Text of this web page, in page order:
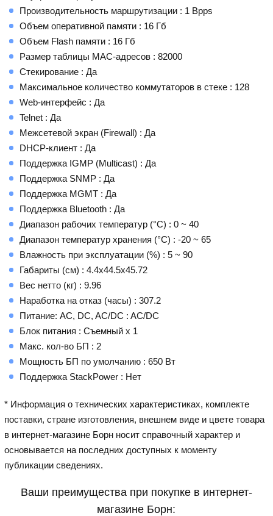
Производительность маршрутизации : 1 Bpps
Объем оперативной памяти : 16 Гб
Объем Flash памяти : 16 Гб
Размер таблицы MAC-адресов : 82000
Стекирование : Да
Максимальное количество коммутаторов в стеке : 128
Web-интерфейс : Да
Telnet : Да
Межсетевой экран (Firewall) : Да
DHCP-клиент : Да
Поддержка IGMP (Multicast) : Да
Поддержка SNMP : Да
Поддержка MGMT : Да
Поддержка Bluetooth : Да
Диапазон рабочих температур (°C) : 0 ~ 40
Диапазон температур хранения (°C) : -20 ~ 65
Влажность при эксплуатации (%) : 5 ~ 90
Габариты (см) : 4.4x44.5x45.72
Вес нетто (кг) : 9.96
Наработка на отказ (часы) : 307.2
Питание: AC, DC, AC/DC : AC/DC
Блок питания : Съемный x 1
Макс. кол-во БП : 2
Мощность БП по умолчанию : 650 Вт
Поддержка StackPower : Нет
* Информация о технических характеристиках, комплекте
поставки, стране изготовления, внешнем виде и цвете товара
в интернет-магазине Борн носит справочный характер и
основывается на последних доступных к моменту
публикации сведениях.
Ваши преимущества при покупке в интернет-
магазине Борн: